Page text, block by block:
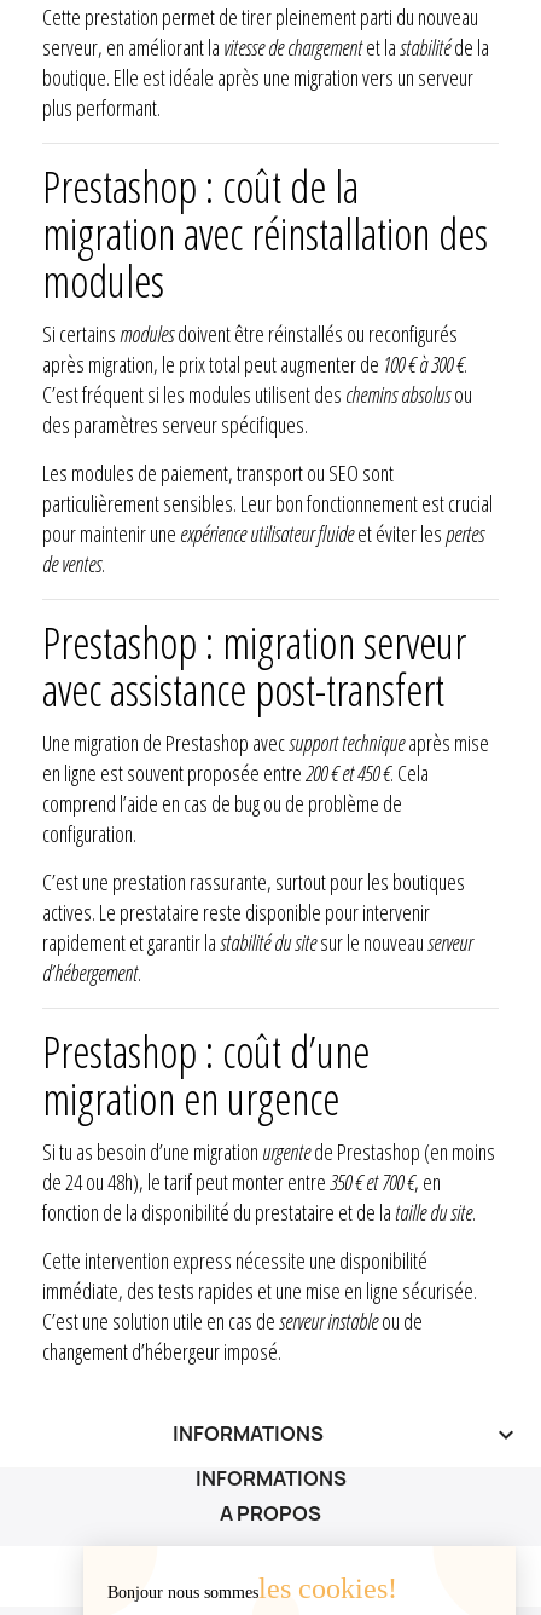
Cette prestation permet de tirer pleinement parti du nouveau
serveur, en améliorant la vitesse de chargementet lastabilitéde la
boutique. Elle est idéale après une migration vers un serveur
plus performant.
Prestashop : coût de la
migration avec réinstallation des
modules
Si certains modulesdoivent être réinstallés ou reconfigurés
après migration, le prix total peut augmenter de 100 € à 300 €.
C’est fréquent si les modules utilisent des chemins absolusou
des paramètres serveur spécifiques.
Les modules de paiement, transport ou SEO sont
particulièrement sensibles. Leur bon fonctionnement est crucial
pour maintenir une expérience utilisateur fluideet éviter lespertes
de ventes.
Prestashop : migration serveur
avec assistance post-transfert
Une migration de Prestashop avecsupport techniqueaprès mise
en ligne est souvent proposée entre200 € et 450 €. Cela
comprend l’aide en cas de bug ou de problème de
configuration.
C’est une prestation rassurante, surtout pour les boutiques
actives. Le prestataire reste disponible pour intervenir
rapidement et garantir lastabilité du sitesur le nouveauserveur
d’hébergement.
Prestashop : coût d’une
migration en urgence
Si tu as besoin d’une migration urgentede Prestashop (en moins
de 24 ou 48h), le tarif peut monter entre350 € et 700 €, en
fonction de la disponibilité du prestataire et de lataille du site.
Cette intervention express nécessite une disponibilité
immédiate, des tests rapides et une mise en ligne sécurisée.
C’est une solution utile en cas deserveur instableou de
changement d’hébergeur imposé.
INFORMATIONS keyboard_arrow_down
INFORMATIONS
A PROPOS
A PROPOS
Bonjour nous sommesles cookies!